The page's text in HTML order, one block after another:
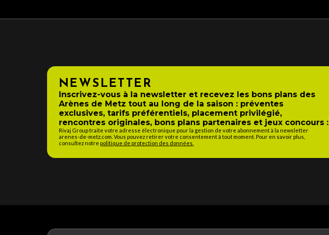
NEWSLETTER
Inscrivez-vous à la newsletter et recevez les bons plans des
Arènes de Metz tout au long de la saison : préventes
exclusives, tarifs préférentiels, placement privilégié,
rencontres originales, bons plans partenaires et jeux concours :
Rivaj Group traite votre adresse électronique pour la gestion de votre abonnement à la newsletter
arenes-de-metz.com. Vous pouvez retirer votre consentement à tout moment. Pour en savoir plus,
consultez notre politique de protection des données.